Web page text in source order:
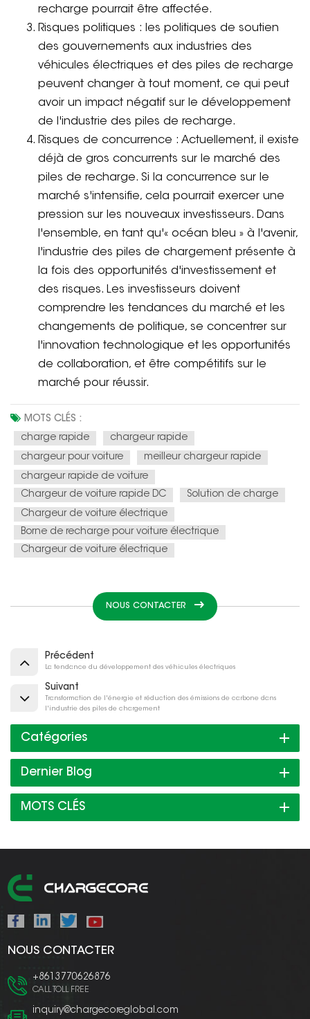
recharge pourrait être affectée.
Risques politiques : les politiques de soutien
des gouvernements aux industries des
véhicules électriques et des piles de recharge
peuvent changer à tout moment, ce qui peut
avoir un impact négatif sur le développement
de l'industrie des piles de recharge.
Risques de concurrence : Actuellement, il existe
déjà de gros concurrents sur le marché des
piles de recharge. Si la concurrence sur le
marché s'intensifie, cela pourrait exercer une
pression sur les nouveaux investisseurs. Dans
l'ensemble, en tant qu'« océan bleu » à l'avenir,
l'industrie des piles de chargement présente à
la fois des opportunités d'investissement et
des risques. Les investisseurs doivent
comprendre les tendances du marché et les
changements de politique, se concentrer sur
l'innovation technologique et les opportunités
de collaboration, et être compétitifs sur le
marché pour réussir.
MOTS CLÉS :
charge rapide
chargeur rapide
chargeur pour voiture
meilleur chargeur rapide
chargeur rapide de voiture
Chargeur de voiture rapide DC
Solution de charge
Chargeur de voiture électrique
Borne de recharge pour voiture électrique
Chargeur de voiture électrique
NOUS CONTACTER
Précédent
La tendance du développement des véhicules électriques
Suivant
Transformation de l'énergie et réduction des émissions de carbone dans
l'industrie des piles de chargement
Catégories
Dernier Blog
MOTS CLÉS
NOUS CONTACTER
+8613770626876
CALL TOLL FREE
inquiry@chargecoreglobal.com